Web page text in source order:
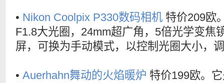
• Nikon Coolpix P330数码相机 特价209欧
F1.8大光圈，24mm超广角，5倍光学变焦
屏，可换为手动模式，以控制光圈大小，
• Auerhahn舞动的火焰暖炉 特价199欧。